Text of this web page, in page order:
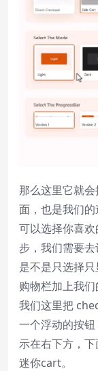
那么这里它就
面，也是我们
可以选择你喜
步，我们需要
是不是只选择
购物栏加上我
我们这里把
一个浮动的按
示在右下方，
迷你cart。